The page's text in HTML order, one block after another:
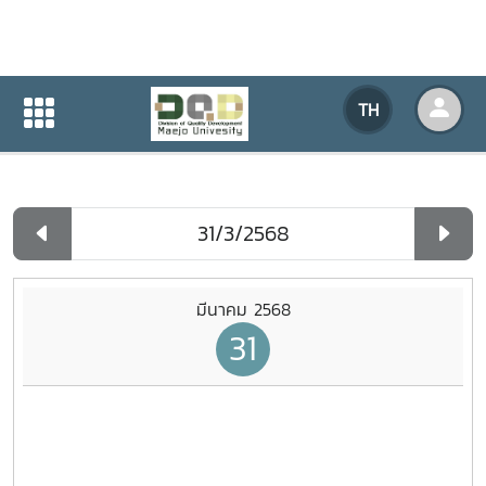
TH
ปฏิทินกิจกรรมของหน่วยงาน
ปฏิทินกิจกรรมของหน่วยงาน
มีนาคม 2568
31